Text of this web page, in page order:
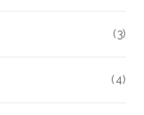
(3)
(4)